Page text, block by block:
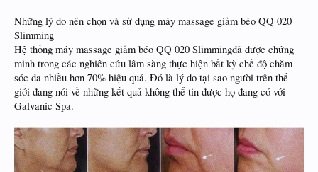
Những lý do nên chọn và sử dụng máy massage giảm béo QQ 020
Slimming
Hệ thống máy massage giảm béo QQ 020 Slimmingđã được chứng
minh trong các nghiên cứu lâm sàng thực hiện bất kỳ chế độ chăm
sóc da nhiều hơn 70% hiệu quả. Đó là lý do tại sao người trên thế
giới đang nói về những kết quả không thể tin được họ đang có với
Galvanic Spa.